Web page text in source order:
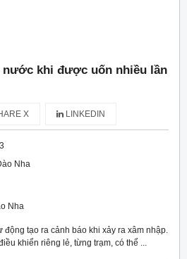
nước khi được uốn nhiều lần
X LINKEDIN
Nha
Nha
động tạo ra cảnh báo khi xảy ra xâm nhập.
khiển riêng lẻ, từng trạm, có thể ...